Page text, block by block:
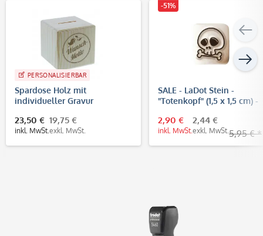
PERSONALISIERBAR
Spardose Holz mit
individueller Gravur
23,50 €
inkl. MwSt.
19,75 €
exkl. MwSt.
-51%
SALE - LaDot Stein -
"Totenkopf" (1,5 x 1,5 cm) -
2,90 €
inkl. MwSt.
2,44 €
exkl. MwSt. 5,95 € *